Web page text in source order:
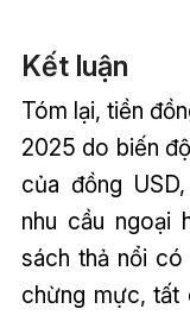
Kết luận
Tóm lại, tiền
2025 do biến
của đồng
nhu cầu ngoại
sách thả nổi
chừng mực, tất